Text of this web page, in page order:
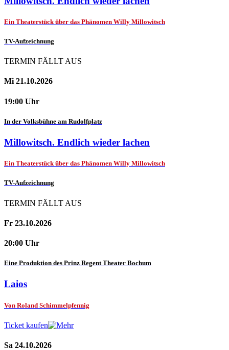
Ein Theaterstück über das Phänomen Willy Millowitsch
TV-Aufzeichnung
TERMIN FÄLLT AUS
Mi 21.10.2026
19:00 Uhr
In der Volksbühne am Rudolfplatz
Millowitsch. Endlich wieder lachen
Ein Theaterstück über das Phänomen Willy Millowitsch
TV-Aufzeichnung
TERMIN FÄLLT AUS
Fr 23.10.2026
20:00 Uhr
Eine Produktion des Prinz Regent Theater Bochum
Laios
Von Roland Schimmelpfennig
Ticket kaufen
Sa 24.10.2026